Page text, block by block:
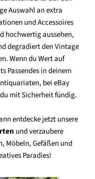
Auswahl an extra
und Accessoires
hochwertig aussehen,
degradiert den Vintage
Wenn du Wert auf
Passendes in deinem
bei eBay
mit Sicherheit fündig.
entdecke jetzt unsere
und verzaubere
Möbeln, Gefäßen und
Paradies!